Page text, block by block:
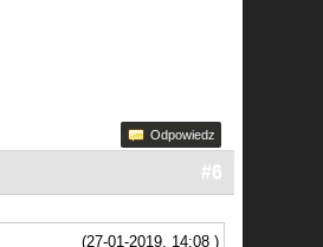
Odpowiedz
#6
(27-01-2019, 14:08 )